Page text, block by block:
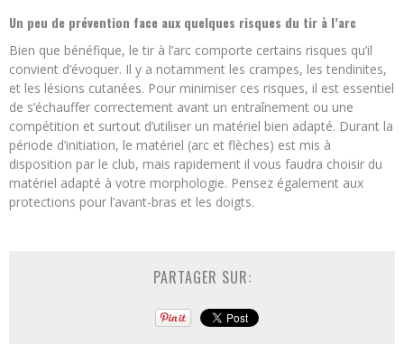
Un peu de prévention face aux quelques risques du tir à l’arc
Bien que bénéfique, le tir à l’arc comporte certains risques qu’il
convient d’évoquer. Il y a notamment les crampes, les tendinites,
et les lésions cutanées. Pour minimiser ces risques, il est essentiel
de s’échauffer correctement avant un entraînement ou une
compétition et surtout d’utiliser un matériel bien adapté. Durant la
période d’initiation, le matériel (arc et flèches) est mis à
disposition par le club, mais rapidement il vous faudra choisir du
matériel adapté à votre morphologie. Pensez également aux
protections pour l’avant-bras et les doigts.
PARTAGER SUR: